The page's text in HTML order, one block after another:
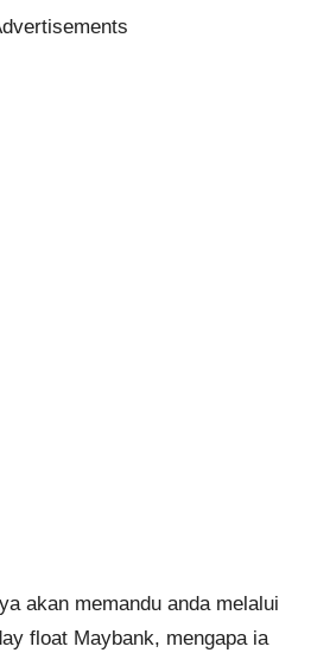
akan memandu anda melalui
float Maybank, mengapa ia